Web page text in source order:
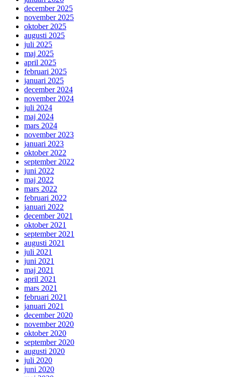
december 2025
november 2025
oktober 2025
augusti 2025
juli 2025
maj 2025
april 2025
februari 2025
januari 2025
december 2024
november 2024
juli 2024
maj 2024
mars 2024
november 2023
januari 2023
oktober 2022
september 2022
juni 2022
maj 2022
mars 2022
februari 2022
januari 2022
december 2021
oktober 2021
september 2021
augusti 2021
juli 2021
juni 2021
maj 2021
april 2021
mars 2021
februari 2021
januari 2021
december 2020
november 2020
oktober 2020
september 2020
augusti 2020
juli 2020
juni 2020